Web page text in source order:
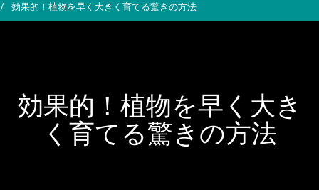
ッ
効果的！植物を早く大きく育てる驚きの方法
効果的！植物を早く大き
く育てる驚きの方法